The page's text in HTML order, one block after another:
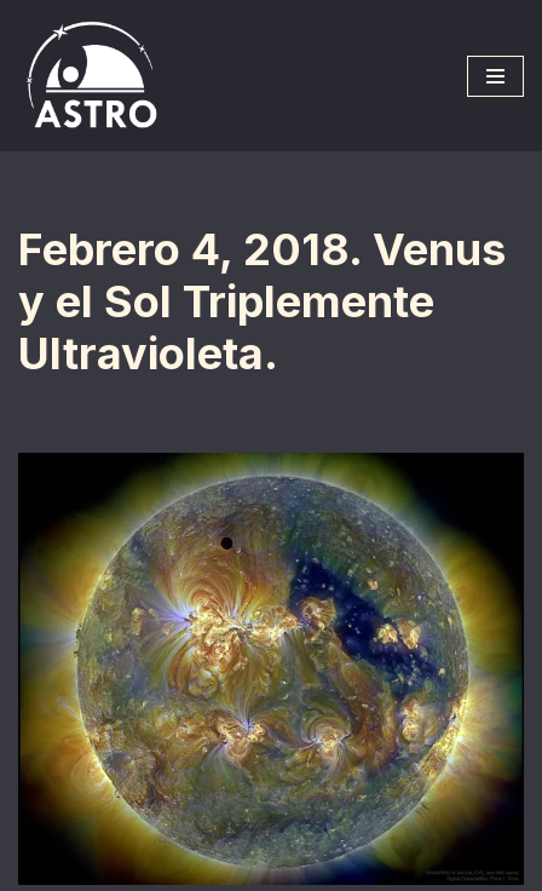
Saltar
al
contenido
Febrero 4, 2018. Venus
y el Sol Triplemente
Ultravioleta.